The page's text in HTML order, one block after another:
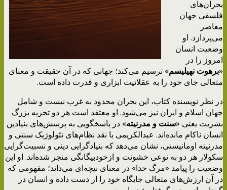
بحران‌های
فلسفی جهان
معاصر
می‌پردازد. او
وضعیت انسان
امروز را در
«برهوت نهیلیسم» ترسیم می‌کند؛ جهانی که در آن حقیقت و معنای
متعالی جای خود را به عقلانیت ابزاری و قدرت داده است.
در نظر نویسنده کتاب، این بحران محدود به غرب نیست و شامل
جهان اسلام و ایران نیز می‌شود. او معتقد است هر دو تجربه بزرگ
بشریت یعنی «سنت و مدرنیته» در پاسخگویی به پرسش‌های بنیادین
انسان ناکام مانده‌اند. عبدالکریمی با نقد نظام‌های تئولوژیک سنتی و
مدرنیته اومانیستی، نشان می‌دهد که بنیادگرایی دینی و نسبیت‌گرایی
سکولار هر دو به نوعی خشونت و ازخودبیگانگی منجر شده‌اند. او این
وضعیت را پیامد «مرگ خدا» در معنای نیچه‌ای می‌داند؛ مفهومی که
در آن ارزش‌های متعالی جایگاه خود را از دست داده و انسان در